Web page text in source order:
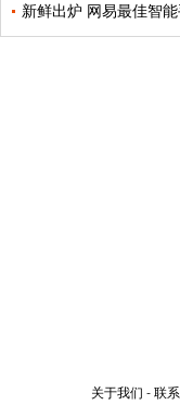
新鲜出炉 网易最佳智
关于我们 - 联